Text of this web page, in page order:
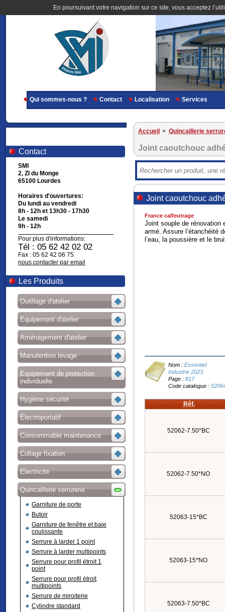
En poursuivant votre navigation sur ce site, vous acceptez
Qui sommes-nous ? Contact Localisation Services
Contact
SMI
2, ZI du Monge
65100 Lourdes
Horaires d'ouvertures:
Du lundi au vendredi
8h - 12h et 13h30 - 17h30
Le samedi
9h - 12h
Pour plus d'informations:
Tél : 05 62 42 02 02
Fax : 05 62 42 06 75
nous contacter par email
Les Produits
Outillage d'atelier
Equipement d'atelier
Aménagement d'atelier
Manutention levage
Equipement de protection
individuelle
Hygiène sécurité
Électroportatif
Consommable maintenance
Collage fixation
Electricité
Quincaillerie serrurerie
Garniture de porte
Butoir
Garniture de fenêtre et baie
coulissante
Serrure à larder 1 point
Serrure à larder multipoints
Serrure pour profil étroit 1
point
Serrure pour profil étroit
multipoints
Serrure de miroiterie
Cylindre standard
Accueil > Quincaillerie
Joint caoutchouc
Joint caoutchouc
France calfeutrage
Joint souple de rénovation
armé. Assure l’étanchéité
l’eau, la poussière et le
Nom :Essentiel
Industrie 2023
Page :817
Code catalogue :
Réf.
52062-7.50*BC
52062-7.50*NO
52063-15*BC
52063-15*NO
52063-7.50*BC